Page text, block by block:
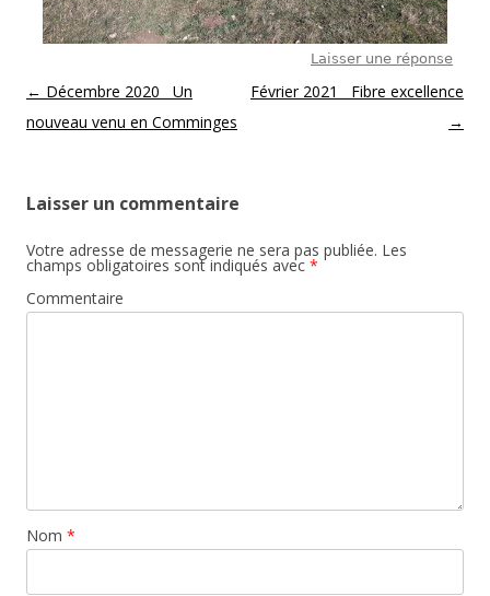
Laisser une réponse
Post navigation
← Décembre 2020 Un
nouveau venu en Comminges
Février 2021 Fibre excellence
→
Laisser un commentaire
Votre adresse de messagerie ne sera pas publiée. Les
champs obligatoires sont indiqués avec *
Commentaire
Nom *